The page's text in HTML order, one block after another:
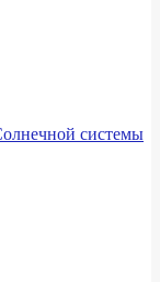
системы